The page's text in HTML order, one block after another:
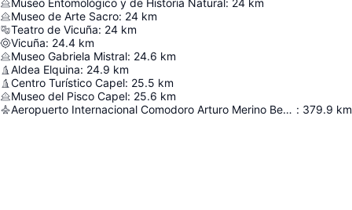
Museo Entomológico y de Historia Natural : 24 km
Museo de Arte Sacro: 24 km
Teatro de Vicuña: 24 km
Vicuña: 24.4 km
Museo Gabriela Mistral: 24.6 km
Aldea Elquina: 24.9 km
Centro Turístico Capel: 25.5 km
Museo del Pisco Capel: 25.6 km
Aeropuerto Internacional Comodoro Arturo Merino Benítez : 379.9 km